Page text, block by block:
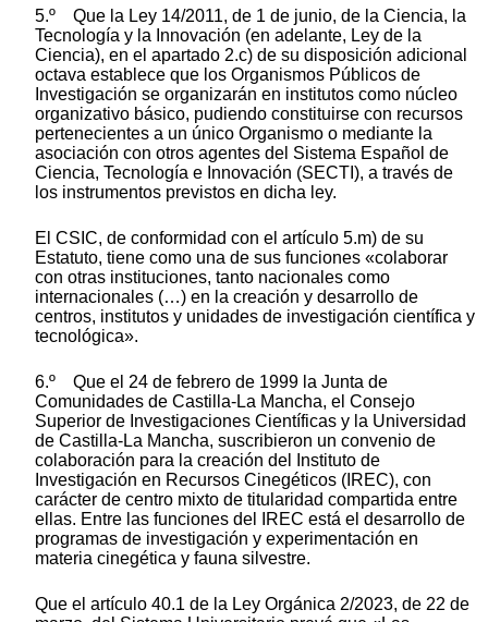
5.º Que la Ley 14/2011, de 1 de junio, de la Ciencia, la
Tecnología y la Innovación (en adelante, Ley de la
Ciencia), en el apartado 2.c) de su disposición adicional
octava establece que los Organismos Públicos de
Investigación se organizarán en institutos como núcleo
organizativo básico, pudiendo constituirse con recursos
pertenecientes a un único Organismo o mediante la
asociación con otros agentes del Sistema Español de
Ciencia, Tecnología e Innovación (SECTI), a través de
los instrumentos previstos en dicha ley.
El CSIC, de conformidad con el artículo 5.m) de su
Estatuto, tiene como una de sus funciones «colaborar
con otras instituciones, tanto nacionales como
internacionales (…) en la creación y desarrollo de
centros, institutos y unidades de investigación científica y
tecnológica».
6.º Que el 24 de febrero de 1999 la Junta de
Comunidades de Castilla-La Mancha, el Consejo
Superior de Investigaciones Científicas y la Universidad
de Castilla-La Mancha, suscribieron un convenio de
colaboración para la creación del Instituto de
Investigación en Recursos Cinegéticos (IREC), con
carácter de centro mixto de titularidad compartida entre
ellas. Entre las funciones del IREC está el desarrollo de
programas de investigación y experimentación en
materia cinegética y fauna silvestre.
Que el artículo 40.1 de la Ley Orgánica 2/2023, de 22 de